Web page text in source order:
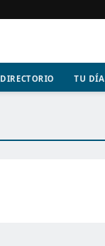
DIRECTORIO TU DÍA